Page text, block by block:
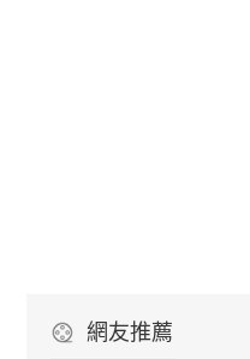
網友推薦